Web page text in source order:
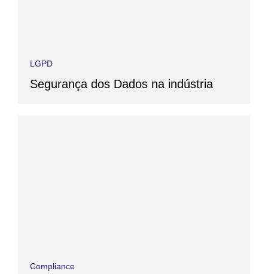
LGPD
Segurança dos Dados na indústria
Compliance